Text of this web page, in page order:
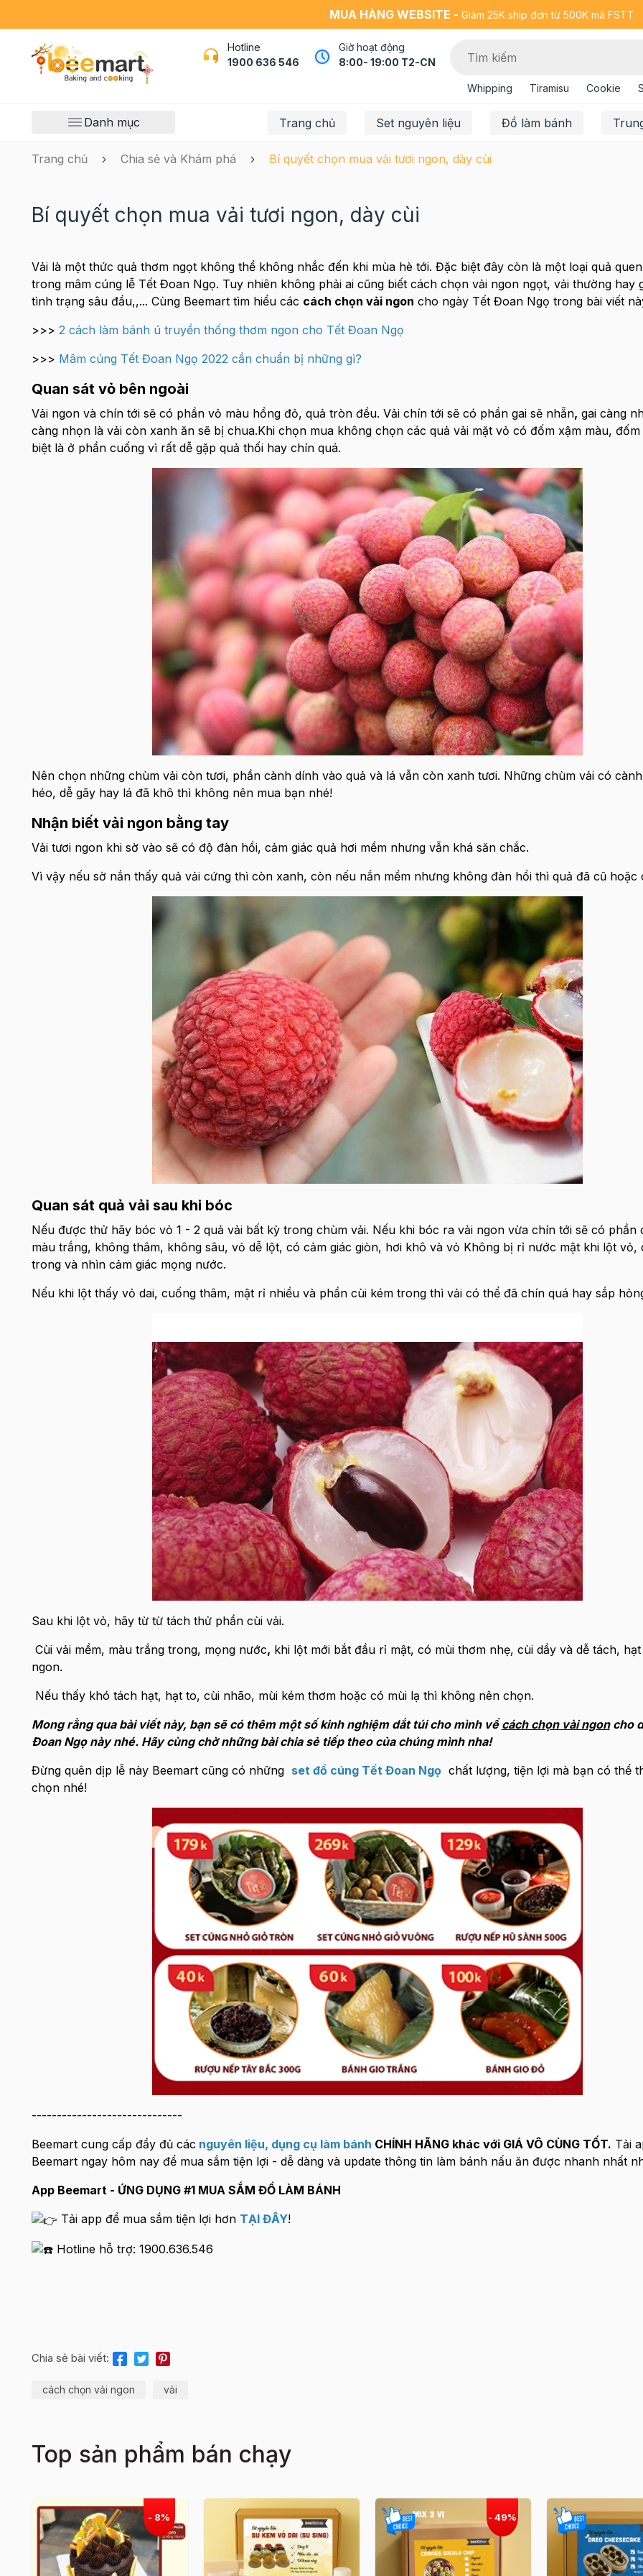
MUA HÀNG WEBSITE - Giảm 25K ship đơn từ 500K mã FSTT
Hotline
1900 636 546
Giờ hoạt động
8:00- 19:00 T2-CN
Whipping Tiramisu Cookie
Danh mục Trang chủ Set nguyên liệu Đồ làm bánh
Trang chủ Chia sẻ và Khám phá Bí quyết chọn mua vải tươi ngon, dày cùi
Bí quyết chọn mua vải tươi ngon, dày cùi
Vải là một thức quả thơm ngọt không thể không nhắc đến khi mùa hè tới. Đặc biệt đây còn là một loại quả
trong mâm cúng lễ Tết Đoan Ngọ. Tuy nhiên không phải ai cũng biết cách chọn vải ngon ngọt, vải thường hay
tình trạng sâu đầu,,... Cùng Beemart tìm hiểu các cách chọn vải ngon cho ngày Tết Đoan Ngọ trong bài viết
>>> 2 cách làm bánh ú truyền thống thơm ngon cho Tết Đoan Ngọ
>>> Mâm cúng Tết Đoan Ngọ 2022 cần chuẩn bị những gì?
Quan sát vỏ bên ngoài
Vải ngon và chín tới sẽ có phần vỏ màu hồng đỏ, quả tròn đều. Vải chín tới sẽ có phần gai sẽ nhẵn, gai càng
càng nhọn là vải còn xanh ăn sẽ bị chua.Khi chọn mua không chọn các quả vải mặt vỏ có đốm xậm màu,
biệt là ở phần cuống vì rất dễ gặp quả thối hay chín quá.
Nên chọn những chùm vải còn tươi, phần cành dính vào quả và lá vẫn còn xanh tươi. Những chùm vải có
héo, dễ gãy hay lá đã khô thì không nên mua bạn nhé!
Nhận biết vải ngon bằng tay
Vải tươi ngon khi sờ vào sẽ có độ đàn hồi, cảm giác quả hơi mềm nhưng vẫn khá săn chắc.
Vì vậy nếu sờ nắn thấy quả vải cứng thì còn xanh, còn nếu nắn mềm nhưng không đàn hồi thì quả đã cũ hoặc
Quan sát quả vải sau khi bóc
Nếu được thử hãy bóc vỏ 1 - 2 quả vải bất kỳ trong chùm vải. Nếu khi bóc ra vải ngon vừa chín tới sẽ có phần
màu trắng, không thâm, không sâu, vỏ dễ lột, có cảm giác giòn, hơi khô và vỏ Không bị rỉ nước mật khi lột vỏ,
trong và nhìn cảm giác mọng nước.
Nếu khi lột thấy vỏ dai, cuống thâm, mật rỉ nhiều và phần cùi kém trong thì vải có thể đã chín quá hay sắp
Sau khi lột vỏ, hãy từ từ tách thử phần cùi vải.
Cùi vải mềm, màu trắng trong, mọng nước, khi lột mới bắt đầu rỉ mật, có mùi thơm nhẹ, cùi dầy và dễ tách,
ngon.
Nếu thấy khó tách hạt, hạt to, cùi nhão, mùi kém thơm hoặc có mùi lạ thì không nên chọn.
Mong rằng qua bài viết này, bạn sẽ có thêm một số kinh nghiệm dắt túi cho mình về cách chọn vài ngoncho
Đoan Ngọ này nhé. Hãy cùng chờ những bài chia sẻ tiếp theo của chúng mình nha!
Đừng quên dịp lễ này Beemart cũng có những set đồ cúng Tết Đoan Ngọchất lượng, tiện lợi mà bạn có thể
chọn nhé!
------------------------------
Beemart cung cấp đầy đủ các nguyên liệu, dụng cụ làm bánh CHÍNH HÃNG khác với GIÁ VÔ CÙNG TỐT. Tải
Beemart ngay hôm nay để mua sắm tiện lợi - dễ dàng và update thông tin làm bánh nấu ăn được nhanh nhất
App Beemart - ỨNG DỤNG #1 MUA SẮM ĐỒ LÀM BÁNH
Tải app để mua sắm tiện lợi hơn TẠI ĐÂY!
Hotline hỗ trợ: 1900.636.546
Chia sẻ bài viết:
cách chọn vải ngon vải
Top sản phẩm bán chạy